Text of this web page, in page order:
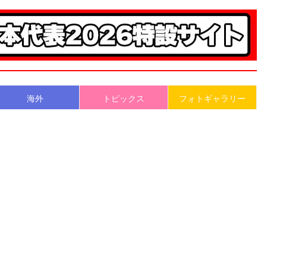
海外 トピックス フォトギャラリー